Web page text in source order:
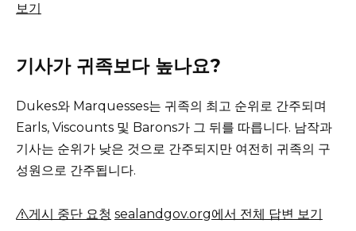
보기
기사가 귀족보다 높나요?
Dukes와 Marquesses는 귀족의 최고 순위로 간주되며
Earls, Viscounts 및 Barons가 그 뒤를 따릅니다. 남작과
기사는 순위가 낮은 것으로 간주되지만 여전히 귀족의 구
성원으로 간주됩니다.
게시 중단 요청 sealandgov.org에서 전체 답변 보기